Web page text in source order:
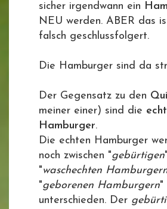
sicher irgendwann ein
NEU werden. ABER das
falsch geschlussfolgert.
Die Hamburger sind da
Der Gegensatz zu den
meiner einer) sind die
Hamburger.
Die echten Hamburger
noch zwischen "gebürtigen
"waschechten
"geborenen Hamburgern"
unterschieden. Der